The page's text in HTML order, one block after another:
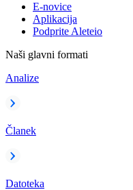
E-novice
Aplikacija
Podprite Aleteio
Naši glavni formati
Analize
Članek
Datoteka